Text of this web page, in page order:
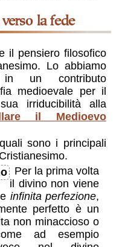
la fede
il pensiero filosofico
Lo abbiamo
in un contributo
medioevale per il
irriducibilità alla
il Medioevo
sono i principali
Per la prima volta
il divino non viene
infinita perfezione,
perfetto è un
non minaccioso o
ad esempio